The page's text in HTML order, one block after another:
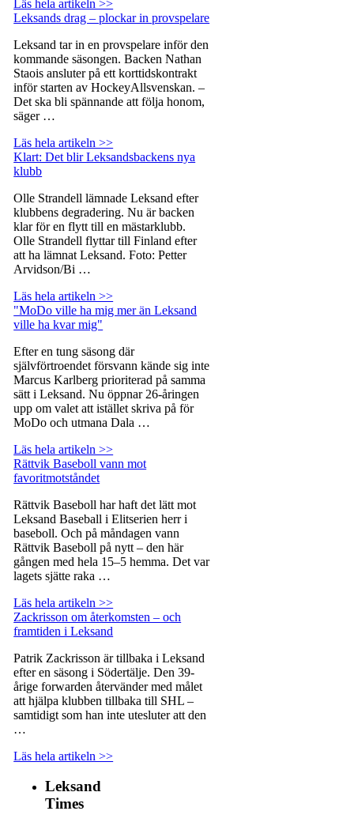
Läs hela artikeln >>
Leksands drag – plockar in provspelare
Leksand tar in en provspelare inför den
kommande säsongen. Backen Nathan
Staois ansluter på ett korttidskontrakt
inför starten av HockeyAllsvenskan. –
Det ska bli spännande att följa honom,
säger …
Läs hela artikeln >>
Klart: Det blir Leksandsbackens nya
klubb
Olle Strandell lämnade Leksand efter
klubbens degradering. Nu är backen
klar för en flytt till en mästarklubb.
Olle Strandell flyttar till Finland efter
att ha lämnat Leksand. Foto: Petter
Arvidson/Bi …
Läs hela artikeln >>
"MoDo ville ha mig mer än Leksand
ville ha kvar mig"
Efter en tung säsong där
självförtroendet försvann kände sig inte
Marcus Karlberg prioriterad på samma
sätt i Leksand. Nu öppnar 26-åringen
upp om valet att istället skriva på för
MoDo och utmana Dala …
Läs hela artikeln >>
Rättvik Baseboll vann mot
favoritmotståndet
Rättvik Baseboll har haft det lätt mot
Leksand Baseball i Elitserien herr i
baseboll. Och på måndagen vann
Rättvik Baseboll på nytt – den här
gången med hela 15–5 hemma. Det var
lagets sjätte raka …
Läs hela artikeln >>
Zackrisson om återkomsten – och
framtiden i Leksand
Patrik Zackrisson är tillbaka i Leksand
efter en säsong i Södertälje. Den 39-
årige forwarden återvänder med målet
att hjälpa klubben tillbaka till SHL –
samtidigt som han inte utesluter att den
…
Läs hela artikeln >>
Leksand
Times